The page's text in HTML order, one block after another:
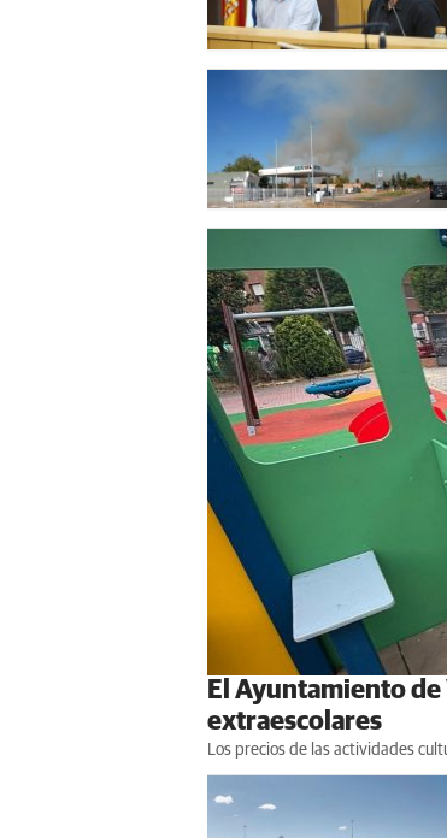
El Ayuntamiento
extraescolares
Los precios de las actividades